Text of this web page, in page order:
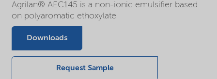
Agrilan® AEC145 is a non-ionic emulsifier based
on polyaromatic ethoxylate
Downloads
Request Sample